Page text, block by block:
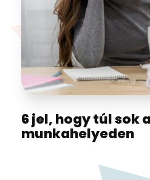
6 jel, hogy túl sok
munkahelyeden